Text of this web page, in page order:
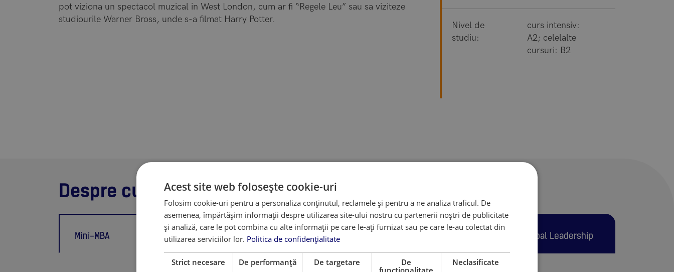
pot viziona un spectacol muzical in West London, cum ar fi “Regele Leu” sau sa viziteze
studiourile Warner Bross, unde s-a filmat Harry Potter.
Nivel de
studiu:
curs intensiv:
A2; celelalte
cursuri: B2
Despre cursuri
Мini-MBA University Preparation Global Leadership
Acest site web folosește cookie-uri
Folosim cookie-uri pentru a personaliza conținutul, reclamele și pentru a ne analiza traficul. De
asemenea, împărtășim informații despre utilizarea site-ului nostru cu partenerii noștri de publicitate
și analiză, care le pot combina cu alte informații pe care le-ați furnizat sau pe care le-au colectat din
utilizarea serviciilor lor. Politica de confidențialitate
Strict necesare De performanță De targetare
De
funcţionalitate
Neclasificate